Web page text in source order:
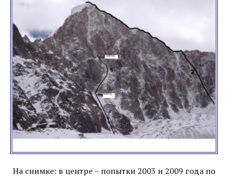
На снимке: в центре – попытки 2003 и 2009 года по